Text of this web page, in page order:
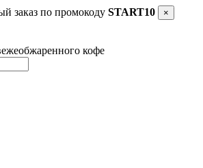
заказ по промокоду START10 ×
кофе